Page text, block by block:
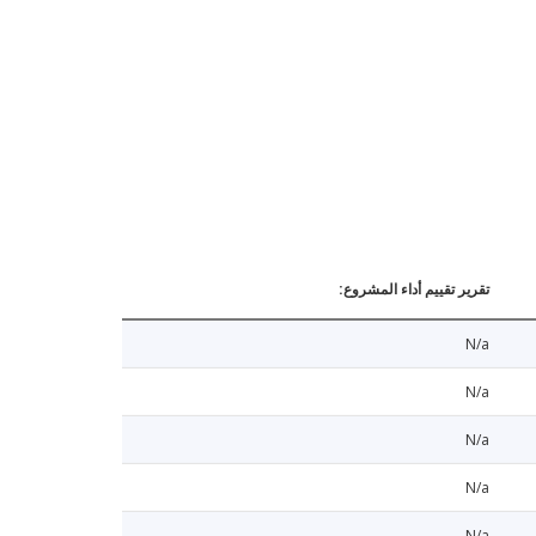
تقرير تقييم أداء المشروع:
N/a
N/a
N/a
N/a